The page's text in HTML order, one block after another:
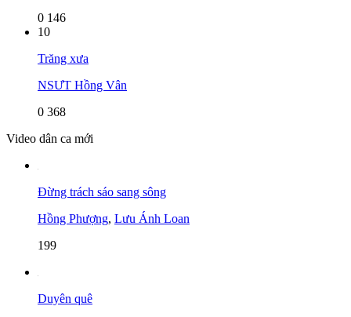
0 146
10
Trăng xưa
NSƯT Hồng Vân
0 368
Video dân ca mới
Đừng trách sáo sang sông
Hồng Phượng, Lưu Ánh Loan
199
Duyên quê